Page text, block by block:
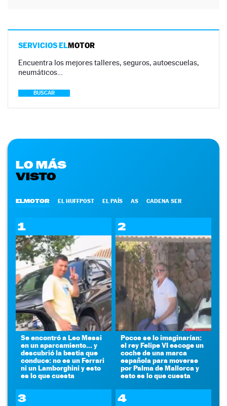
SERVICIOS ELMOTOR
Encuentra los mejores talleres, seguros, autoescuelas,
neumáticos…
BUSCAR
LO MÁS
VISTO
ELMOTOR EL HUFFPOST EL PAÍS AS CADENA SER
1
Se encontró a Leo Messi
en un aparcamiento... y
descubrió la bestia que
conduce: no es un Ferrari
ni un Lamborghini y esto
es lo que cuesta
2
Pocos se lo imaginarían:
el rey Felipe VI escoge un
coche de una marca
española para moverse
por Palma de Mallorca y
esto es lo que cuesta
3 4